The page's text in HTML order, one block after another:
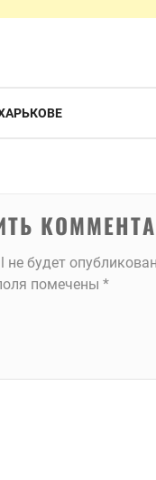
будет
помечены *